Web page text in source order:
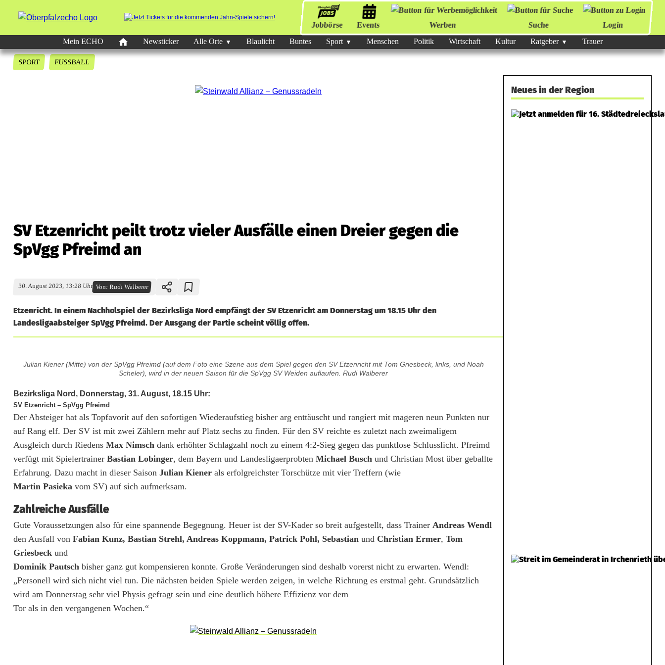
Jobbörse Events Werben Suche
Login
Mein ECHO
Newsticker Alle Orte Blaulicht Buntes Sport Menschen Politik Wirtschaft Kultur Ratgeber Trauer
SPORT FUSSBALL
SV Etzenricht peilt trotz vieler Ausfälle einen Dreier gegen die
SpVgg Pfreimd an
30. August 2023, 13:28 Uhr Von:Rudi Walberer
Etzenricht. In einem Nachholspiel der Bezirksliga Nord empfängt der SV Etzenricht am Donnerstag um 18.15 Uhr den
Landesligaabsteiger SpVgg Pfreimd. Der Ausgang der Partie scheint völlig offen.
E
t
z
e
n
r
i
c
h
t
p
e
Julian Kiener (Mitte) von der SpVgg Pfreimd (auf dem Foto eine Szene aus dem Spiel gegen den SV Etzenricht mit Tom Griesbeck, links, und Noah
Scheler), wird in der neuen Saison für die SpVgg SV Weiden auflaufen. Rudi Walberer
Bezirksliga Nord, Donnerstag, 31. August, 18.15 Uhr:
SV Etzenricht – SpVgg Pfreimd
Der Absteiger hat als Topfavorit auf den sofortigen Wiederaufstieg bisher arg enttäuscht und rangiert mit mageren neun Punkten nur
auf Rang elf. Der SV ist mit zwei Zählern mehr auf Platz sechs zu finden. Für den SV reichte es zuletzt nach zweimaligem
Ausgleich durch Riedens Max Nimsch dank erhöhter Schlagzahl noch zu einem 4:2-Sieg gegen das punktlose Schlusslicht. Pfreimd
verfügt mit Spielertrainer Bastian Lobinger, dem Bayern und Landesligaerprobten Michael Busch und Christian Most über geballte
Erfahrung. Dazu macht in dieser Saison Julian Kiener als erfolgreichster Torschütze mit vier Treffern (wie
Martin Pasieka vom SV) auf sich aufmerksam.
Zahlreiche Ausfälle
Gute Voraussetzungen also für eine spannende Begegnung. Heuer ist der SV-Kader so breit aufgestellt, dass Trainer Andreas Wendl
den Ausfall von Fabian Kunz, Bastian Strehl, Andreas Koppmann, Patrick Pohl, Sebastian und Christian Ermer, Tom
Griesbeck und
Dominik Pautsch bisher ganz gut kompensieren konnte. Große Veränderungen sind deshalb vorerst nicht zu erwarten. Wendl:
„Personell wird sich nicht viel tun. Die nächsten beiden Spiele werden zeigen, in welche Richtung es erstmal geht. Grundsätzlich
wird am Donnerstag sehr viel Physis gefragt sein und eine deutlich höhere Effizienz vor dem
Tor als in den vergangenen Wochen.“
Neues in der Region